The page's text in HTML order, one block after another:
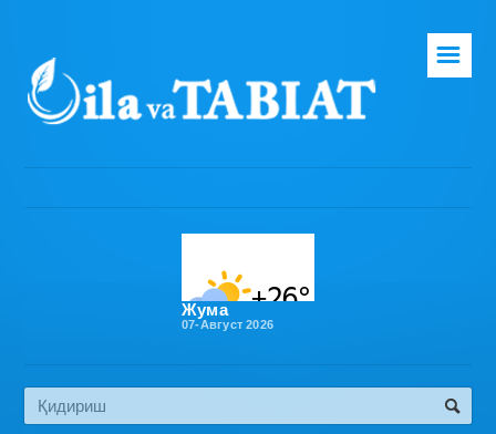
Бош саҳифа
Эко медиа
☰
Жума
07-Август 2026